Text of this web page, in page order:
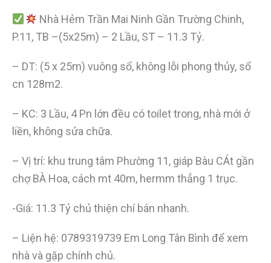
Nhà Hẻm Trần Mai Ninh Gần Trường Chinh,
P.11, TB –(5x25m) – 2 Lầu, ST – 11.3 Tỷ.
– DT: (5 x 25m) vuông sổ, không lỗi phong thủy, sổ
cn 128m2.
– KC: 3 Lầu, 4 Pn lớn đều có toilet trong, nhà mới ở
liền, không sửa chữa.
– Vị trí: khu trung tâm Phường 11, giáp Bàu CÁt gần
chợ BÀ Hoa, cách mt 40m, hermm thẳng 1 trục.
-Giá: 11.3 Tỷ chủ thiện chí bán nhanh.
– Liện hệ: 0789319739 Em Long Tân Bình để xem
nhà và gặp chính chủ.